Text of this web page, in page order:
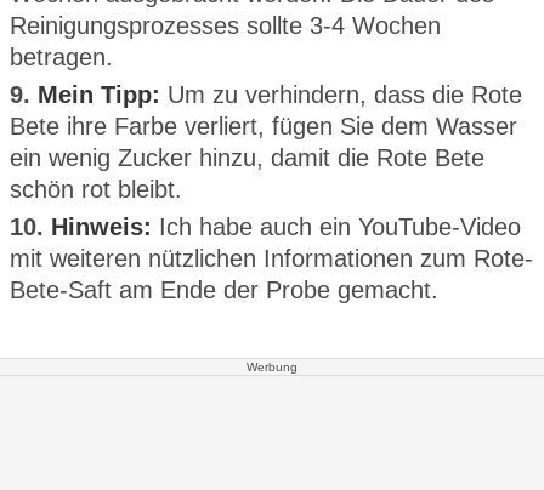
Reinigungsprozesses sollte 3-4 Wochen
betragen.
9. Mein Tipp: Um zu verhindern, dass die Rote
Bete ihre Farbe verliert, fügen Sie dem Wasser
ein wenig Zucker hinzu, damit die Rote Bete
schön rot bleibt.
10. Hinweis: Ich habe auch ein YouTube-Video
mit weiteren nützlichen Informationen zum Rote-
Bete-Saft am Ende der Probe gemacht.
Werbung